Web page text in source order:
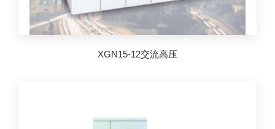
XGN15-12交流高压